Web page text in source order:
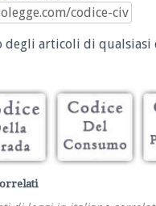
degli articoli di qualsiasi